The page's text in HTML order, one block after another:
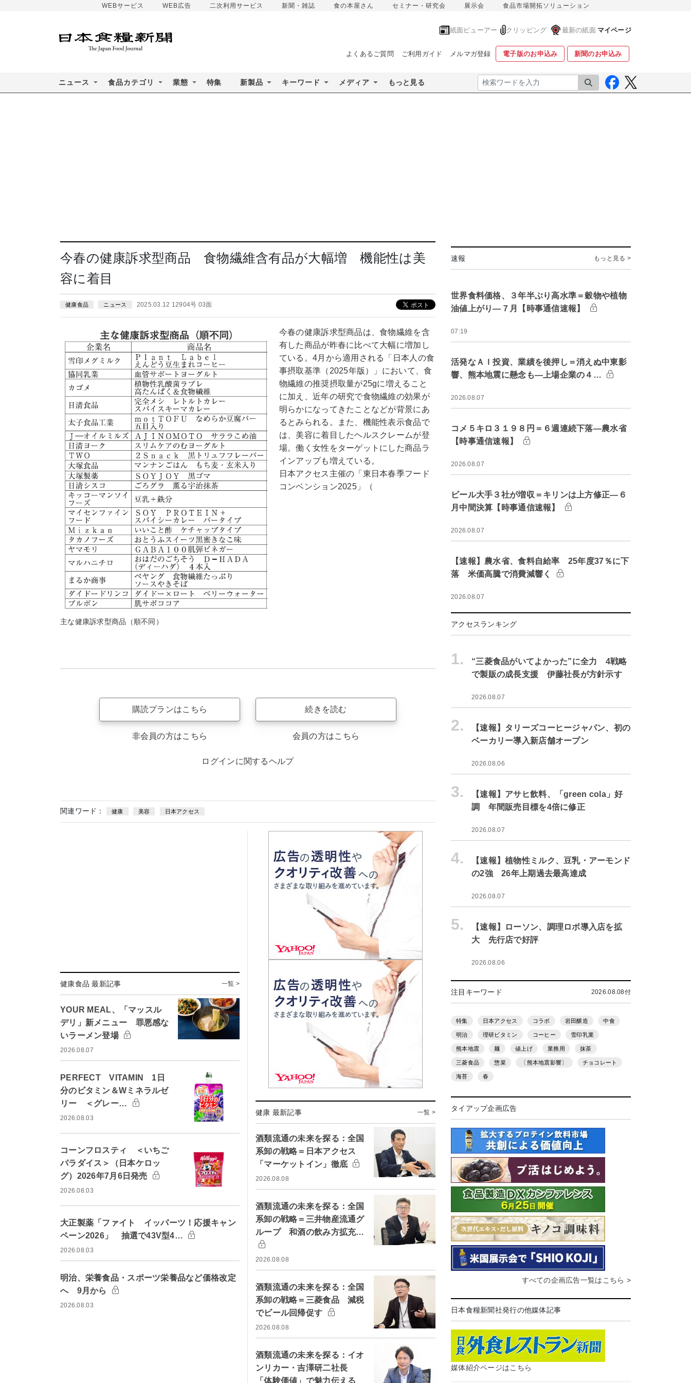
WEBサービス WEB広告 二次利用サービス 新聞・雑誌 食の本屋さん セミナー・研究会 展示会 食品市場開拓ソリューション
紙面ビューアー クリッピング 最新の紙面 マイページ
よくあるご質問 ご利用ガイド メルマガ登録 電子版のお申込み 新聞のお申込み
ニュース 食品カテゴリ 業態 特集 新製品 キーワード メディア もっと見る 検索
今春の健康訴求型商品 食物繊維含有品が大幅増 機能性は美
容に着目
健康食品 ニュース 2025.03.12 12904号 03面
主な健康訴求型商品（順不同）
今春の健康訴求型商品は、食物繊維を含
有した商品が昨春に比べて大幅に増加し
ている。4月から適用される「日本人の食
事摂取基準（2025年版）」において、食
物繊維の推奨摂取量が25gに増えること
に加え、近年の研究で食物繊維の効果が
明らかになってきたことなどが背景にあ
るとみられる。また、機能性表示食品で
は、美容に着目したヘルスクレームが登
場。働く女性をターゲットにした商品ラ
インアップも増えている。
日本アクセス主催の「東日本春季フード
コンベンション2025」（
購読プランはこちら
非会員の方はこちら
続きを読む
会員の方はこちら
ログインに関するヘルプ
関連ワード： 健康 美容 日本アクセス
健康食品 最新記事 一覧 >
YOUR MEAL、「マッスル
デリ」新メニュー 罪悪感な
いラーメン登場
2026.08.07
PERFECT VITAMIN 1日
分のビタミン＆Wミネラルゼ
リー ＜グレー…
2026.08.03
コーンフロスティ ＜いちご
パラダイス＞（日本ケロッ
グ）2026年7月6日発売
2026.08.03
大正製薬「ファイト イッパーツ！応援キャン
ペーン2026」 抽選で43V型4…
2026.08.03
明治、栄養食品・スポーツ栄養品など価格改定
へ 9月から
2026.08.03
健康 最新記事 一覧 >
酒類流通の未来を探る：全国
系卸の戦略＝日本アクセス
「マーケットイン」徹底
2026.08.08
酒類流通の未来を探る：全国
系卸の戦略＝三井物産流通グ
ループ 和酒の飲み方拡充…
2026.08.08
酒類流通の未来を探る：全国
系卸の戦略＝三菱食品 減税
でビール回帰促す
2026.08.08
酒類流通の未来を探る：イオ
ンリカー・吉澤研二社長
「体験価値」で魅力伝える
速報 もっと見る >
世界食料価格、３年半ぶり高水準＝穀物や植物
油値上がり―７月【時事通信速報】
07:19
活発なＡＩ投資、業績を後押し＝消えぬ中東影
響、熊本地震に懸念も―上場企業の４…
2026.08.07
コメ５キロ３１９８円＝６週連続下落―農水省
【時事通信速報】
2026.08.07
ビール大手３社が増収＝キリンは上方修正―６
月中間決算【時事通信速報】
2026.08.07
【速報】農水省、食料自給率 25年度37％に下
落 米価高騰で消費減響く
2026.08.07
アクセスランキング
1.
“三菱食品がいてよかった”に全力 4戦略
で製販の成長支援 伊藤社長が方針示す
2026.08.07
2.
【速報】タリーズコーヒージャパン、初の
ベーカリー導入新店舗オープン
2026.08.06
3.
【速報】アサヒ飲料、「green cola」好
調 年間販売目標を4倍に修正
2026.08.07
4.
【速報】植物性ミルク、豆乳・アーモンド
の2強 26年上期過去最高達成
2026.08.07
5.
【速報】ローソン、調理ロボ導入店を拡
大 先行店で好評
2026.08.06
注目キーワード 2026.08.08付
特集 日本アクセス コラボ 岩田醸造 中食
明治 理研ビタミン コーヒー 雪印乳業
熊本地震 麺 値上げ 業務用 抹茶
三菱食品 惣菜 〔熊本地震影響〕 チョコレート
海苔 春
タイアップ企画広告
すべての企画広告一覧はこちら >
日本食糧新聞社発行の他媒体記事
媒体紹介ページはこちら